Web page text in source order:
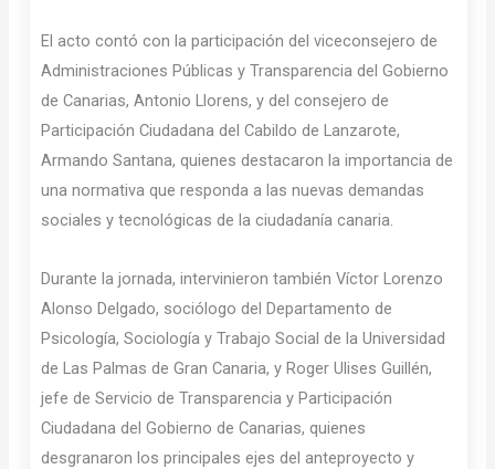
El acto contó con la participación del viceconsejero de
Administraciones Públicas y Transparencia del Gobierno
de Canarias, Antonio Llorens, y del consejero de
Participación Ciudadana del Cabildo de Lanzarote,
Armando Santana, quienes destacaron la importancia de
una normativa que responda a las nuevas demandas
sociales y tecnológicas de la ciudadanía canaria.
Durante la jornada, intervinieron también Víctor Lorenzo
Alonso Delgado, sociólogo del Departamento de
Psicología, Sociología y Trabajo Social de la Universidad
de Las Palmas de Gran Canaria, y Roger Ulises Guillén,
jefe de Servicio de Transparencia y Participación
Ciudadana del Gobierno de Canarias, quienes
desgranaron los principales ejes del anteproyecto y